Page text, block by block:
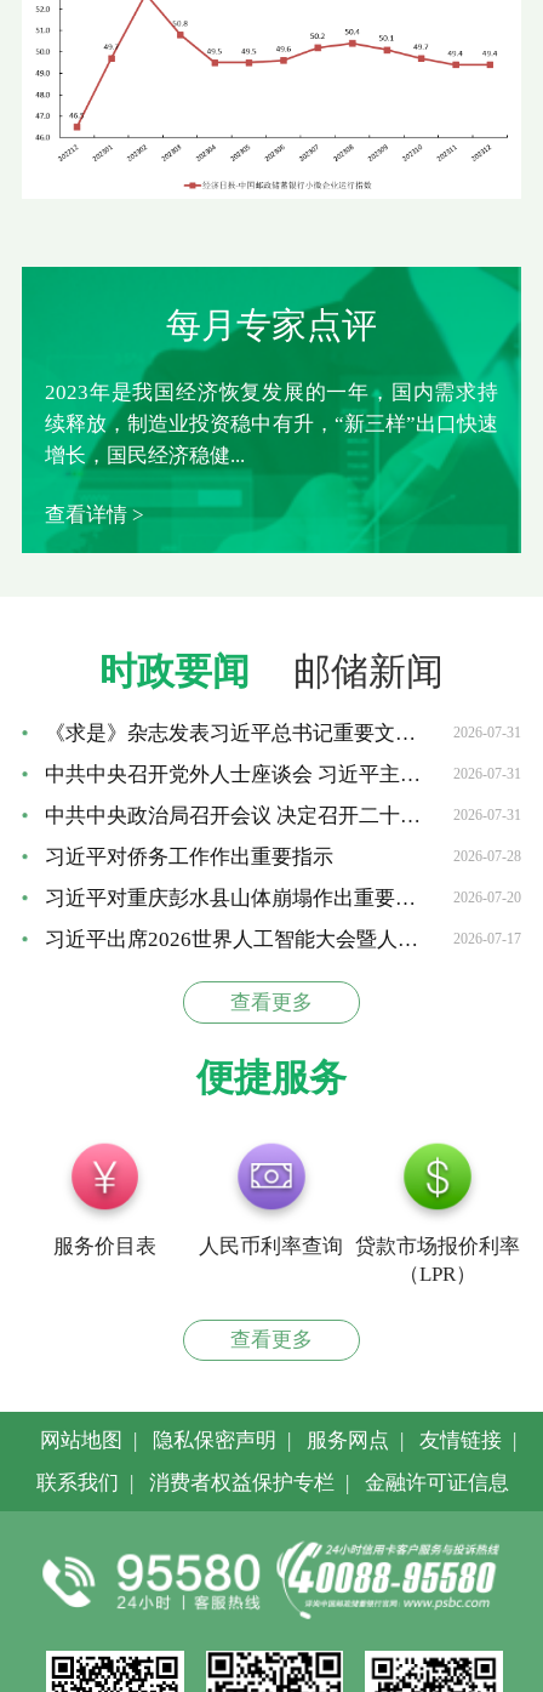
每月专家点评
2023年是我国经济恢复发展的一年，国内需求持
续释放，制造业投资稳中有升，“新三样”出口快速
增长，国民经济稳健...
查看详情 >
时政要闻 邮储新闻
《求是》杂志发表习近平总书记重要文章《加快建设... 2026-07-31
中共中央召开党外人士座谈会 习近平主持并发表重要... 2026-07-31
中共中央政治局召开会议 决定召开二十届五中全会 ... 2026-07-31
习近平对侨务工作作出重要指示 2026-07-28
习近平对重庆彭水县山体崩塌作出重要指示 2026-07-20
习近平出席2026世界人工智能大会暨人工智能全球治... 2026-07-17
查看更多
便捷服务
服务价目表 人民币利率查询 贷款市场报价利率
（LPR）
查看更多
网站地图 隐私保密声明 服务网点 友情链接
联系我们
消费者权益保护专栏 金融许可证信息